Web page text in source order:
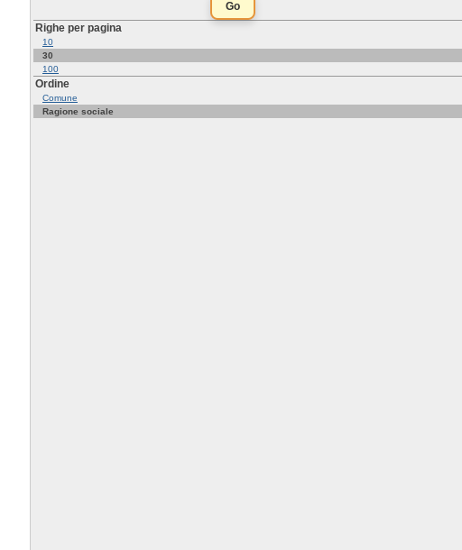
Righe per pagina
10
30
100
Ordine
Comune
Ragione sociale